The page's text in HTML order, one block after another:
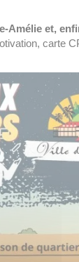
Amélie et,
carte